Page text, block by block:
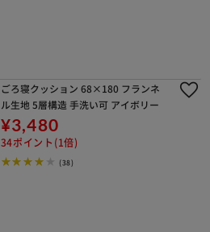
ごろ寝クッション 68×180 フランネ
ル生地 5層構造 手洗い可 アイボリー
¥3,480
34ポイント(1倍)
(38)